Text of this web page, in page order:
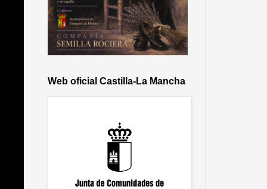
Web oficial Castilla-La Mancha